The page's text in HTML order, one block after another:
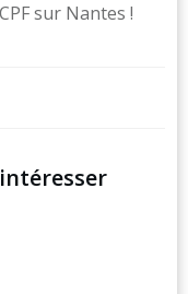
sur Nantes !